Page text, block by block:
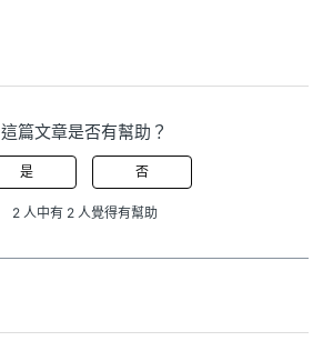
這篇文章是否有幫助？
是 否
2 人中有 2 人覺得有幫助